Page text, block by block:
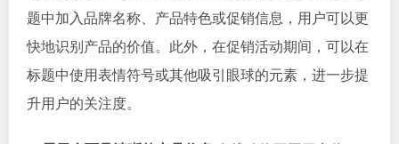
题中加入品牌名称、产品特色或促销信息，用户可以更
快地识别产品的价值。此外，在促销活动期间，可以在
标题中使用表情符号或其他吸引眼球的元素，进一步提
升用户的关注度。